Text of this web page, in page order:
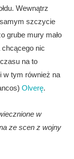
Wewnątrz
szczycie
grube mury mało
nic
na to
w tym również na
Olverę.
w
ze scen z wojny